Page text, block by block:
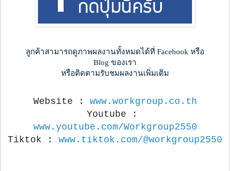
ลูกค้าสามารถดูภาพผลงานทั้งหมดได้ที่ Facebook หรือ
Blog ของเรา
หรือติดตามรับชมผลงานเพิ่มเติม
Website : www.workgroup.co.th
www.youtube.com/Workgroup2550
Tiktok : www.tiktok.com/@workgroup2550